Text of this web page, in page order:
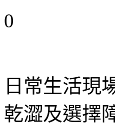
0
日常生活現
乾澀及選擇